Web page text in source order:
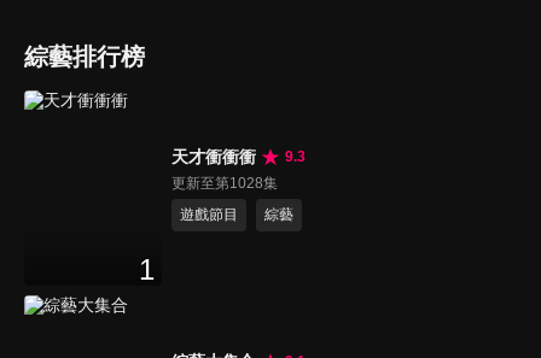
綜藝排行榜
1
天才衝衝衝
9.3
更新至第1028集
遊戲節目
綜藝